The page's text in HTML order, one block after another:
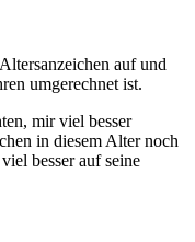
auf und
umgerechnet ist.
mir viel besser
in diesem Alter noch
besser auf seine